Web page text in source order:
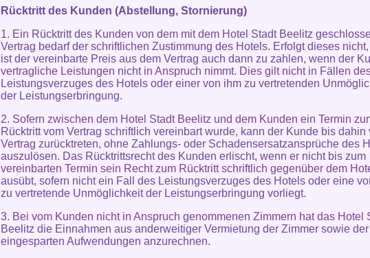
Rücktritt des Kunden (Abstellung, Stornierung)
1. Ein Rücktritt des Kunden von dem mit dem Hotel Stadt Beelitz
Vertrag bedarf der schriftlichen Zustimmung des Hotels. Erfolgt dieses
ist der vereinbarte Preis aus dem Vertrag auch dann zu zahlen, wenn der
vertragliche Leistungen nicht in Anspruch nimmt. Dies gilt nicht in Fällen
Leistungsverzuges des Hotels oder einer von ihm zu vertretenden
der Leistungserbringung.
2. Sofern zwischen dem Hotel Stadt Beelitz und dem Kunden ein Termin
Rücktritt vom Vertrag schriftlich vereinbart wurde, kann der Kunde bis dahin
Vertrag zurücktreten, ohne Zahlungs- oder Schadensersatzansprüche des
auszulösen. Das Rücktrittsrecht des Kunden erlischt, wenn er nicht bis zum
vereinbarten Termin sein Recht zum Rücktritt schriftlich gegenüber dem
ausübt, sofern nicht ein Fall des Leistungsverzuges des Hotels oder eine
zu vertretende Unmöglichkeit der Leistungserbringung vorliegt.
3. Bei vom Kunden nicht in Anspruch genommenen Zimmern hat das Hotel
Beelitz die Einnahmen aus anderweitiger Vermietung der Zimmer sowie der
eingesparten Aufwendungen anzurechnen.